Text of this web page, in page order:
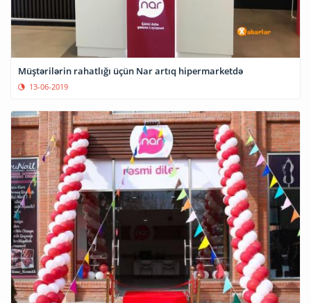
Müştərilərin rahatlığı üçün Nar artıq hipermarketdə
13-06-2019